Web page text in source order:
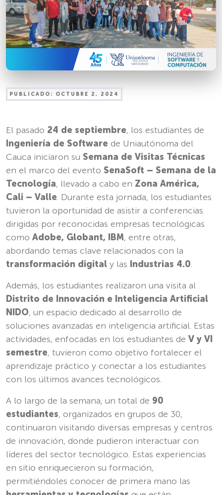
PUBLICADO: OCTUBRE 2, 2024
El pasado 24 de septiembre, los estudiantes de
Ingeniería de Software de Uniautónoma del
Cauca iniciaron su Semana de Visitas Técnicas
en el marco del evento SenaSoft – Semana de la
Tecnología, llevado a cabo en Zona América,
Cali – Valle. Durante esta jornada, los estudiantes
tuvieron la oportunidad de asistir a conferencias
dirigidas por reconocidas empresas tecnológicas
como Adobe, Globant, IBM, entre otras,
abordando temas clave relacionados con la
transformación digital y las Industrias 4.0.
Además, los estudiantes realizaron una visita al
Distrito de Innovación e Inteligencia Artificial
NIDO, un espacio dedicado al desarrollo de
soluciones avanzadas en inteligencia artificial. Estas
actividades, enfocadas en los estudiantes de V y VI
semestre, tuvieron como objetivo fortalecer el
aprendizaje práctico y conectar a los estudiantes
con los últimos avances tecnológicos.
A lo largo de la semana, un total de 90
estudiantes, organizados en grupos de 30,
continuaron visitando diversas empresas y centros
de innovación, donde pudieron interactuar con
líderes del sector tecnológico. Estas experiencias
en sitio enriquecieron su formación,
permitiéndoles conocer de primera mano las